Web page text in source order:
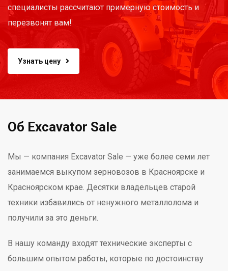
специалисты рассчитают примерную стоимость и
перезвонят вам!
Узнать цену
Об Excavator Sale
Мы — компания Excavator Sale — уже более семи лет
занимаемся выкупом зерновозов в Красноярске и
Красноярском крае. Десятки владельцев старой
техники избавились от ненужного металлолома и
получили за это деньги.
В нашу команду входят технические эксперты с
большим опытом работы, которые по достоинству